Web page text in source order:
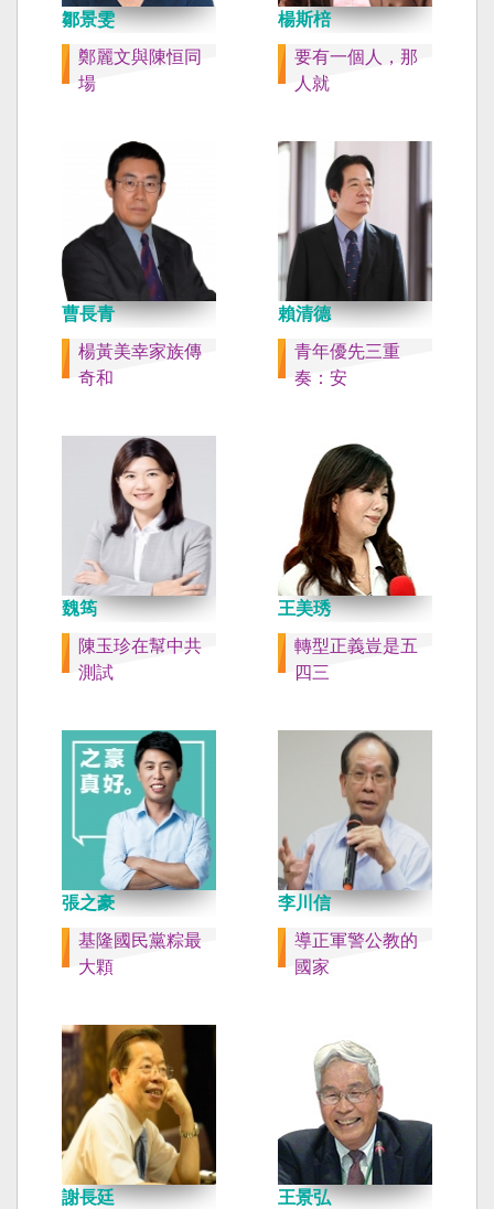
鄒景雯
鄭麗文與陳恒同
場
楊斯棓
要有一個人，那
人就
曹長青
楊黃美幸家族傳
奇和
賴清德
青年優先三重
奏：安
魏筠
陳玉珍在幫中共
測試
王美琇
轉型正義豈是五
四三
張之豪
基隆國民黨粽最
大顆
李川信
導正軍警公教的
國家
謝長廷
王景弘